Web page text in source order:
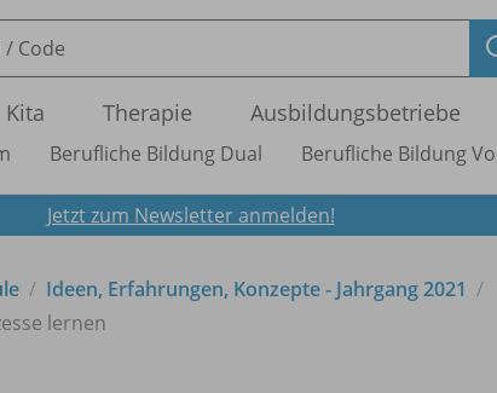
Kita Therapie Ausbildungsbetriebe
Berufliche Bildung Dual Berufliche Bildung
Jetzt zum Newsletter anmelden!
Ideen, Erfahrungen, Konzepte - Jahrgang 2021
lernen